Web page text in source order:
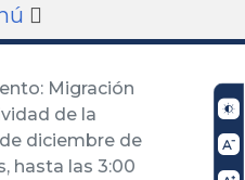
Migración
de la
diciembre de
hasta las 3:00